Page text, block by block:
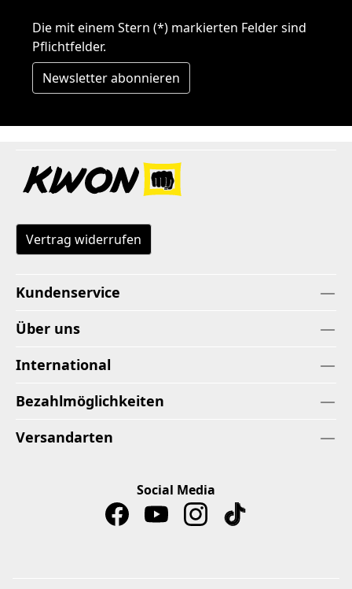
Die mit einem Stern (*) markierten Felder sind
Pflichtfelder.
Newsletter abonnieren
Vertrag widerrufen
Kundenservice
Über uns
International
Bezahlmöglichkeiten
Versandarten
Social Media